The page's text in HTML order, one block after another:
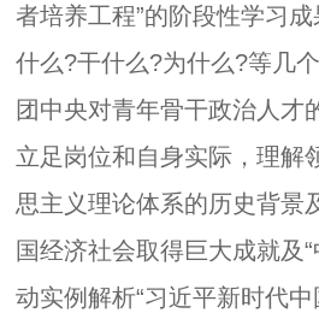
者培养工程”的阶段性学习成
什么?干什么?为什么?等几
团中央对青年骨干政治人才
立足岗位和自身实际，理解
思主义理论体系的历史背景
国经济社会取得巨大成就及
动实例解析“习近平新时代